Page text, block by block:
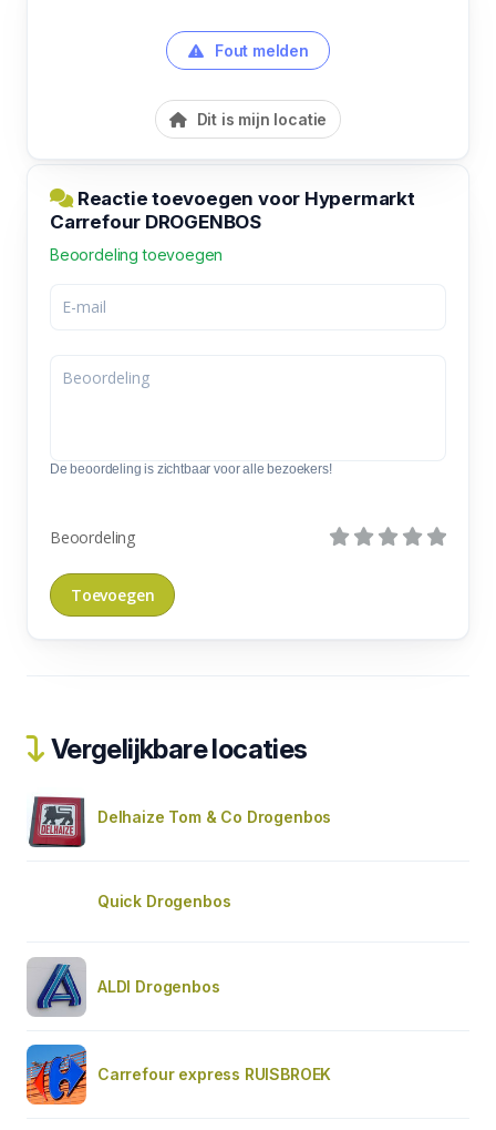
Fout melden
Dit is mijn locatie
Reactie toevoegen voor Hypermarkt
Carrefour DROGENBOS
Beoordeling toevoegen
De beoordeling is zichtbaar voor alle bezoekers!
Beoordeling
Vergelijkbare locaties
Delhaize Tom & Co Drogenbos
Quick Drogenbos
ALDI Drogenbos
Carrefour express RUISBROEK